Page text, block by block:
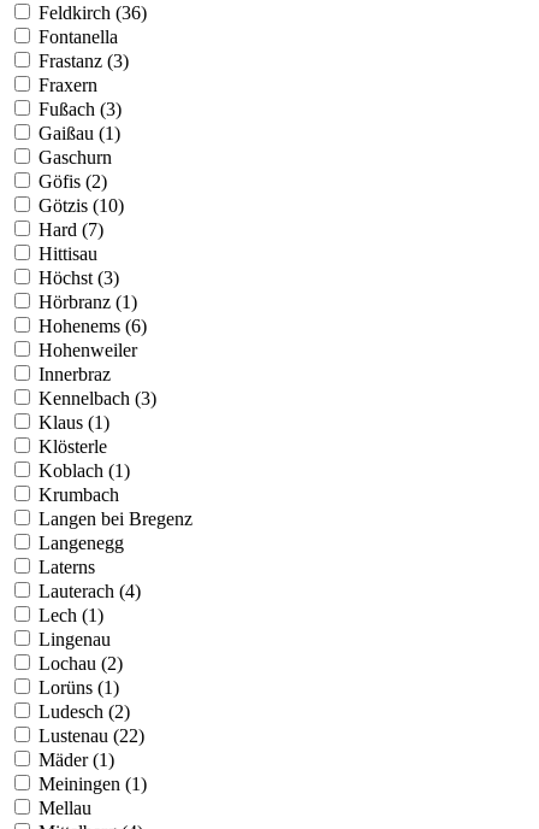
Feldkirch (36)
Fontanella
Frastanz (3)
Fraxern
Fußach (3)
Gaißau (1)
Gaschurn
Göfis (2)
Götzis (10)
Hard (7)
Hittisau
Höchst (3)
Hörbranz (1)
Hohenems (6)
Hohenweiler
Innerbraz
Kennelbach (3)
Klaus (1)
Klösterle
Koblach (1)
Krumbach
Langen bei Bregenz
Langenegg
Laterns
Lauterach (4)
Lech (1)
Lingenau
Lochau (2)
Lorüns (1)
Ludesch (2)
Lustenau (22)
Mäder (1)
Meiningen (1)
Mellau